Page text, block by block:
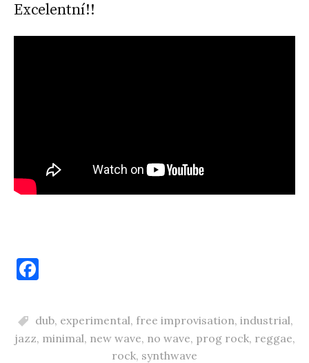
Excelentní!!
c
e
dub, experimental, free improvisation, industrial,
jazz, minimal, new wave, no wave, prog rock, reggae,
rock, synthwave